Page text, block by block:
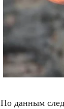
По данным